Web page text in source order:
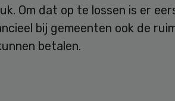
Om dat op te lossen is er
bij gemeenten ook de
betalen.